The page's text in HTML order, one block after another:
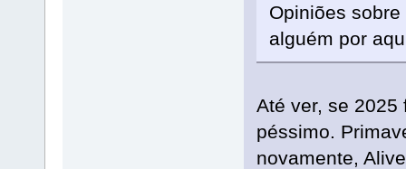
Opiniões
alguém por
Até ver, se 2025
péssimo.
novamente,